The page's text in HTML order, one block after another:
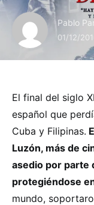
Pablo
01/12/
El final del siglo
español que
Cuba y Filipinas.
Luzón, más de
asedio por parte
protegiéndose
mundo,